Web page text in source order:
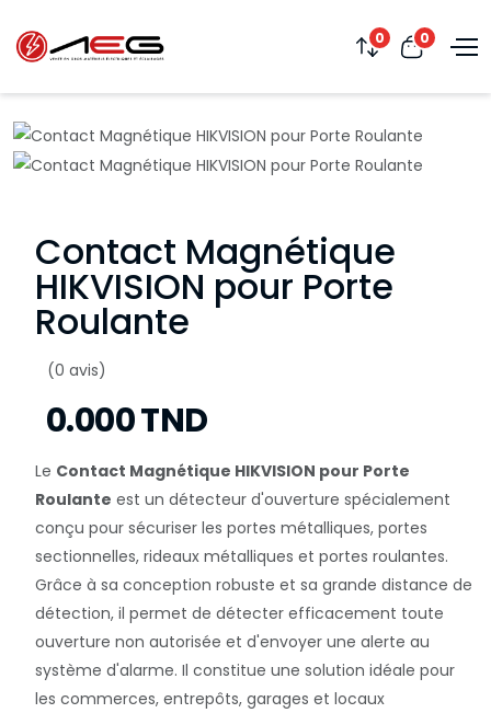
0 0
Contact Magnétique
HIKVISION pour Porte
Roulante
(0 avis)
0.000 TND
Le Contact Magnétique HIKVISION pour Porte
Roulante est un détecteur d'ouverture spécialement
conçu pour sécuriser les portes métalliques, portes
sectionnelles, rideaux métalliques et portes roulantes.
Grâce à sa conception robuste et sa grande distance de
détection, il permet de détecter efficacement toute
ouverture non autorisée et d'envoyer une alerte au
système d'alarme. Il constitue une solution idéale pour
les commerces, entrepôts, garages et locaux